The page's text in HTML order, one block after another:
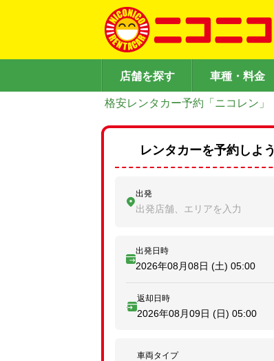
店舗を探す 車種・料金
格安レンタカー予約「ニコレン」
レンタカーを予約しよう
出発
出発店舗、エリアを入力
出発日時
2026年08月08日 (土) 05:00
返却日時
2026年08月09日 (日) 05:00
車両タイプ